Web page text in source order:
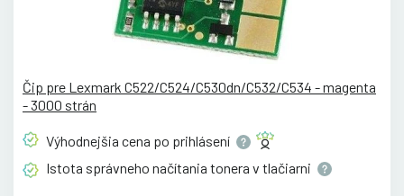
Čip pre Lexmark C522/C524/C530dn/C532/C534 - magenta
- 3000 strán
Výhodnejšia cena po prihlásení
Istota správneho načítania tonera v tlačiarni